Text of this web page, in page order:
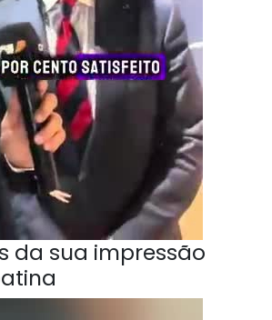
da sua impressão